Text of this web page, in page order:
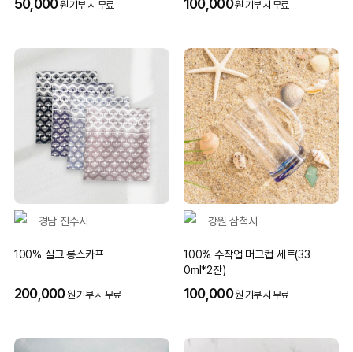
50,000원 기부 시 무료 100,000원 기부 시 무료
경남 진주시
100% 실크 롱스카프
200,000원 기부 시 무료
강원 삼척시
100% 수작업 머그컵 세트(33
0ml*2잔)
100,000원 기부 시 무료